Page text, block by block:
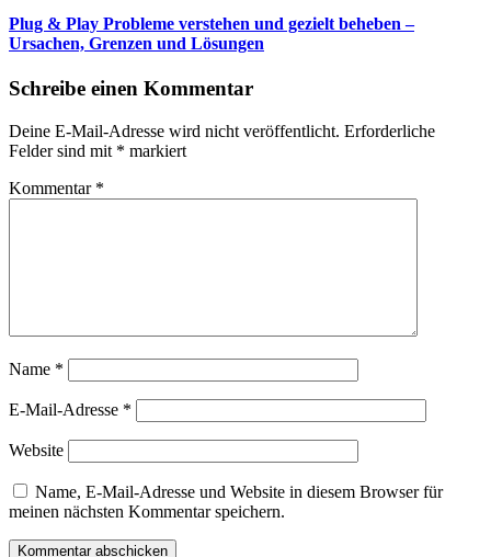
Plug & Play Probleme verstehen und gezielt beheben –
Ursachen, Grenzen und Lösungen
Schreibe einen Kommentar
Deine E-Mail-Adresse wird nicht veröffentlicht. Erforderliche
Felder sind mit * markiert
Kommentar *
Name *
E-Mail-Adresse *
Website
Name, E-Mail-Adresse und Website in diesem Browser für
meinen nächsten Kommentar speichern.